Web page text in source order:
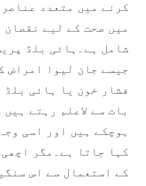
کرنے میں متعدد
میں صحت کے لیے
شامل ہے۔ہائی بلڈ
جیسے جان لیوا امراض
فشار خون یا ہائی
بات سے لاعلم رہتے
ہوچکے ہیں اور اسی
کہا جاتا ہے۔مگر
کے استعمال سے اس